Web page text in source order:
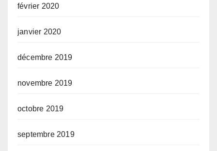
février 2020
janvier 2020
décembre 2019
novembre 2019
octobre 2019
septembre 2019